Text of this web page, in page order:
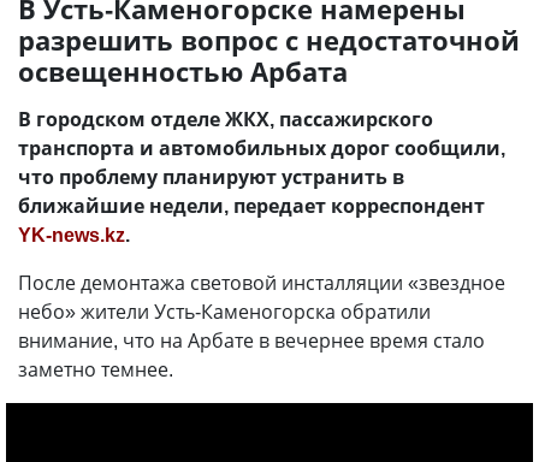
В Усть-Каменогорске намерены
разрешить вопрос с недостаточной
освещенностью Арбата
В городском отделе ЖКХ, пассажирского
транспорта и автомобильных дорог сообщили,
что проблему планируют устранить в
ближайшие недели, передает корреспондент
YK-news.kz.
После демонтажа световой инсталляции «звездное
небо» жители Усть-Каменогорска обратили
внимание, что на Арбате в вечернее время стало
заметно темнее.